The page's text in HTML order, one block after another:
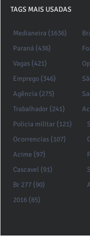
TAGS MAIS USADAS
Medianeira (1636)
Paraná (436)
Vagas (421)
Emprego (346)
Agência (275)
Trabalhador (241)
Policia militar (121)
Ocorrencias (107)
Acime (97)
Cascavel (91)
Br 277 (90)
2016 (85)